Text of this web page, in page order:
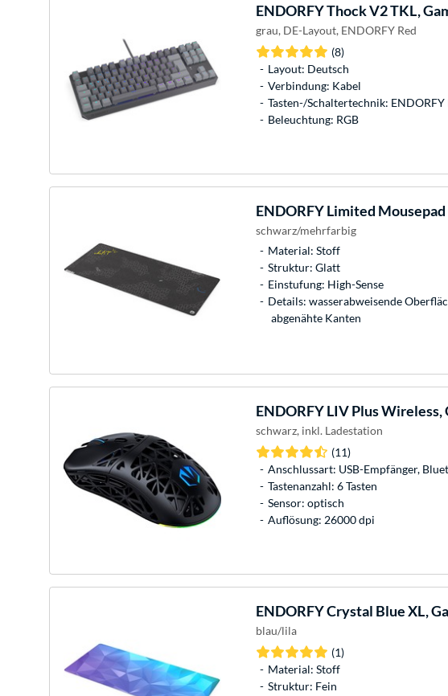
ENDORFYThock V2 TKL,
grau, DE-Layout, ENDORFY Red
(8)
Layout: Deutsch
Verbindung: Kabel
Tasten-/Schaltertechnik: ENDORFY
Beleuchtung: RGB
ENDORFYLimited Mousepad
schwarz/mehrfarbig
Material: Stoff
Struktur: Glatt
Einstufung: High-Sense
Details: wasserabweisende
abgenähte Kanten
ENDORFYLIV Plus Wireless,
schwarz, inkl. Ladestation
(11)
Anschlussart: USB-Empfänger,
Tastenanzahl: 6 Tasten
Sensor: optisch
Auflösung: 26000 dpi
ENDORFYCrystal Blue XL,
blau/lila
(1)
Material: Stoff
Struktur: Fein